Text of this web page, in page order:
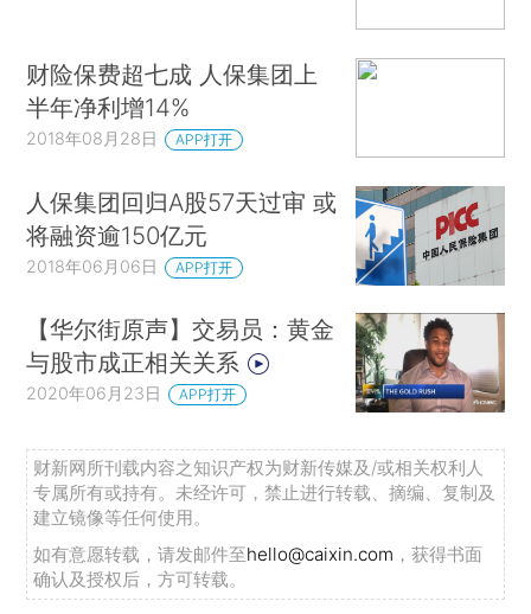
财险保费超七成 人保集团上
半年净利增14%
2018年08月28日 APP打开
人保集团回归A股57天过审 或
将融资逾150亿元
2018年06月06日 APP打开
【华尔街原声】交易员：黄金
与股市成正相关关系
2020年06月23日 APP打开
财新网所刊载内容之知识产权为财新传媒及/或相关权利人
专属所有或持有。未经许可，禁止进行转载、摘编、复制及
建立镜像等任何使用。
如有意愿转载，请发邮件至hello@caixin.com ，获得书面
确认及授权后，方可转载。